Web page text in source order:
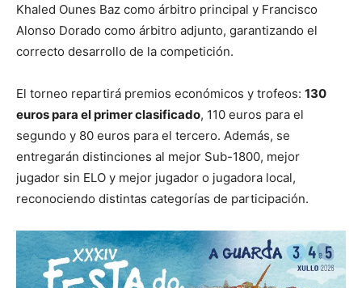
Khaled Ounes Baz como árbitro principal y Francisco
Alonso Dorado como árbitro adjunto, garantizando el
correcto desarrollo de la competición.
El torneo repartirá premios económicos y trofeos: 130
euros para el primer clasificado, 110 euros para el
segundo y 80 euros para el tercero. Además, se
entregarán distinciones al mejor Sub-1800, mejor
jugador sin ELO y mejor jugador o jugadora local,
reconociendo distintas categorías de participación.